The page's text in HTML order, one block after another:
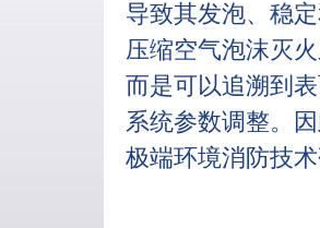
导致其发泡、稳
压缩空气泡沫灭
而是可以追溯到
系统参数调整。
极端环境消防技